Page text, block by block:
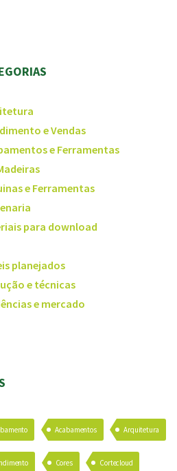
e Vendas
e Ferramentas
e Ferramentas
para download
planejados
e técnicas
e mercado
Acabamentos Arquitetura
Cores Cortecloud